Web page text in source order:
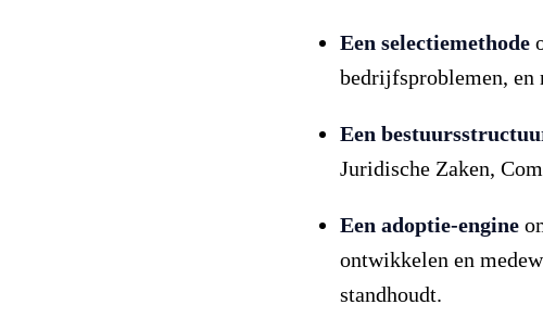
Een selectiemethode
bedrijfsproblemen, en
Een
Juridische Zaken,
Een adoptie-engine
ontwikkelen en
standhoudt.